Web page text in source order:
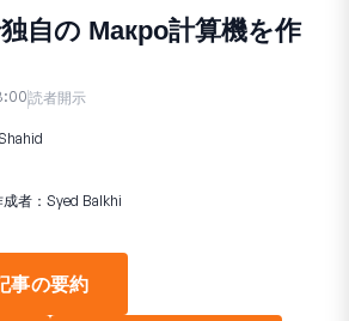
自の Макро計算機を作
読者開示
者： Syed Balkhi
事の要約